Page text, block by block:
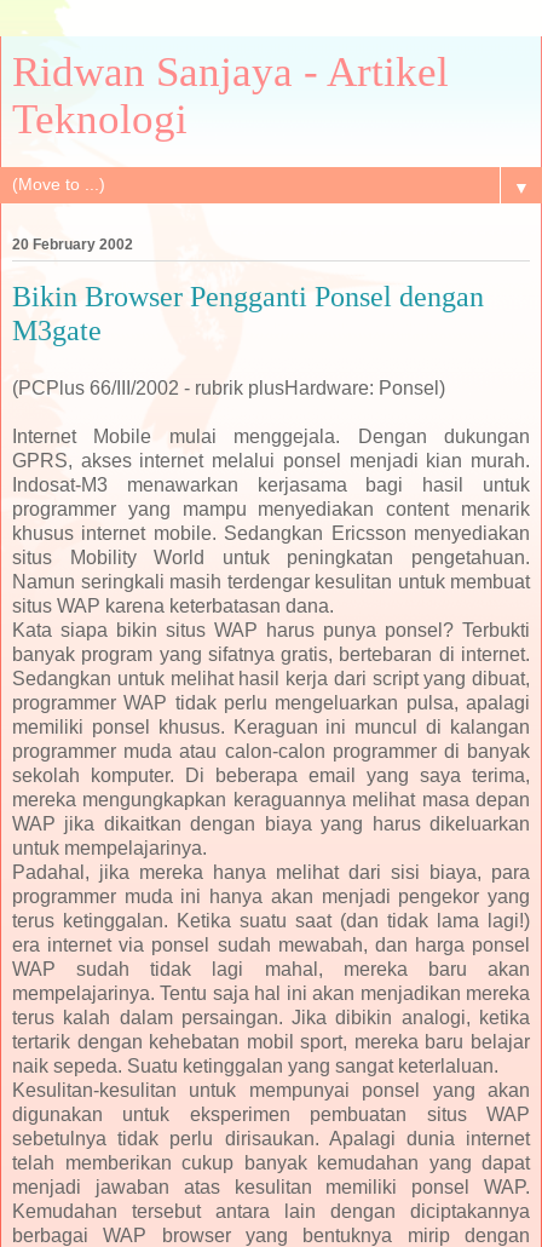
Ridwan Sanjaya - Artikel
Teknologi
▼
20 February 2002
Bikin Browser Pengganti Ponsel dengan
M3gate
(PCPlus 66/III/2002 - rubrik plusHardware: Ponsel)
Internet Mobile mulai menggejala. Dengan dukungan
GPRS, akses internet melalui ponsel menjadi kian murah.
Indosat-M3 menawarkan kerjasama bagi hasil untuk
programmer yang mampu menyediakan content menarik
khusus internet mobile. Sedangkan Ericsson menyediakan
situs Mobility World untuk peningkatan pengetahuan.
Namun seringkali masih terdengar kesulitan untuk membuat
situs WAP karena keterbatasan dana.
Kata siapa bikin situs WAP harus punya ponsel? Terbukti
banyak program yang sifatnya gratis, bertebaran di internet.
Sedangkan untuk melihat hasil kerja dari script yang dibuat,
programmer WAP tidak perlu mengeluarkan pulsa, apalagi
memiliki ponsel khusus. Keraguan ini muncul di kalangan
programmer muda atau calon-calon programmer di banyak
sekolah komputer. Di beberapa email yang saya terima,
mereka mengungkapkan keraguannya melihat masa depan
WAP jika dikaitkan dengan biaya yang harus dikeluarkan
untuk mempelajarinya.
Padahal, jika mereka hanya melihat dari sisi biaya, para
programmer muda ini hanya akan menjadi pengekor yang
terus ketinggalan. Ketika suatu saat (dan tidak lama lagi!)
era internet via ponsel sudah mewabah, dan harga ponsel
WAP sudah tidak lagi mahal, mereka baru akan
mempelajarinya. Tentu saja hal ini akan menjadikan mereka
terus kalah dalam persaingan. Jika dibikin analogi, ketika
tertarik dengan kehebatan mobil sport, mereka baru belajar
naik sepeda. Suatu ketinggalan yang sangat keterlaluan.
Kesulitan-kesulitan untuk mempunyai ponsel yang akan
digunakan untuk eksperimen pembuatan situs WAP
sebetulnya tidak perlu dirisaukan. Apalagi dunia internet
telah memberikan cukup banyak kemudahan yang dapat
menjadi jawaban atas kesulitan memiliki ponsel WAP.
Kemudahan tersebut antara lain dengan diciptakannya
berbagai WAP browser yang bentuknya mirip dengan